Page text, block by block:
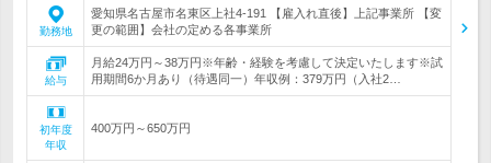
勤務地
愛知県名古屋市名東区上社4-191 【雇入れ直後】上記事業所 【変
更の範囲】会社の定める各事業所
給与
月給24万円～38万円※年齢・経験を考慮して決定いたします※試
用期間6か月あり（待遇同一）年収例：379万円（入社2…
初年度
年収
400万円～650万円